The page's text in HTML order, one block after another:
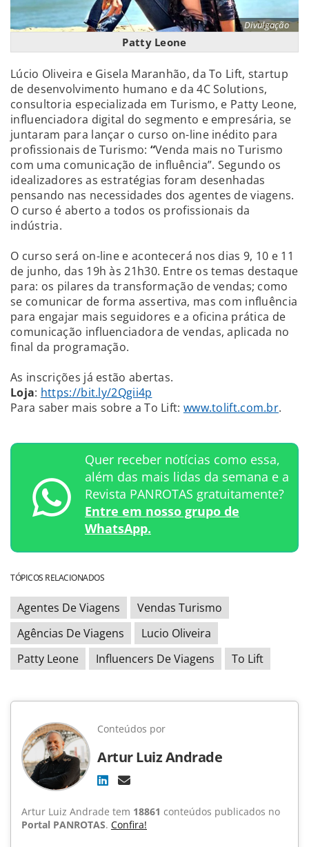
Divulgação
Patty Leone
Lúcio Oliveira e Gisela Maranhão, da To Lift, startup
de desenvolvimento humano e da 4C Solutions,
consultoria especializada em Turismo, e Patty Leone,
influenciadora digital do segmento e empresária, se
juntaram para lançar o curso on-line inédito para
profissionais de Turismo: “Venda mais no Turismo
com uma comunicação de influência”. Segundo os
idealizadores as estratégias foram desenhadas
pensando nas necessidades dos agentes de viagens.
O curso é aberto a todos os profissionais da
indústria.
O curso será on-line e acontecerá nos dias 9, 10 e 11
de junho, das 19h às 21h30. Entre os temas destaque
para: os pilares da transformação de vendas; como
se comunicar de forma assertiva, mas com influência
para engajar mais seguidores e a oficina prática de
comunicação influenciadora de vendas, aplicada no
final da programação.
As inscrições já estão abertas.
Loja: https://bit.ly/2Qgii4p
Para saber mais sobre a To Lift: www.tolift.com.br.
Quer receber notícias como essa,
além das mais lidas da semana e a
Revista PANROTAS gratuitamente?
Entre em nosso grupo de
WhatsApp.
TÓPICOS RELACIONADOS
Agentes De Viagens
Vendas Turismo
Agências De Viagens
Lucio Oliveira
Patty Leone
Influencers De Viagens To Lift
Conteúdos por
Artur Luiz Andrade
Artur Luiz Andrade tem 18861 conteúdos publicados no
Portal PANROTAS. Confira!